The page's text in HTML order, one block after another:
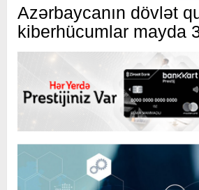
Azərbaycanın dövlət
kiberhücumlar mayda